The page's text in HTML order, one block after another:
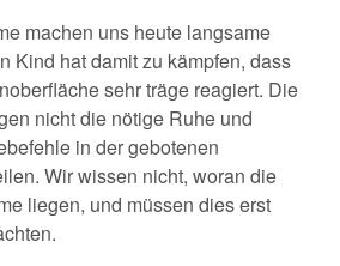
machen uns heute langsame
Kind hat damit zu kämpfen, dass
sehr träge reagiert. Die
nicht die nötige Ruhe und
in der gebotenen
Wir wissen nicht, woran die
liegen, und müssen dies erst